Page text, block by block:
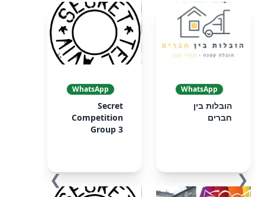
❮
WhatsApp
הובלות בין
חברים
WhatsApp
Secret
Competition
Group 3
❯